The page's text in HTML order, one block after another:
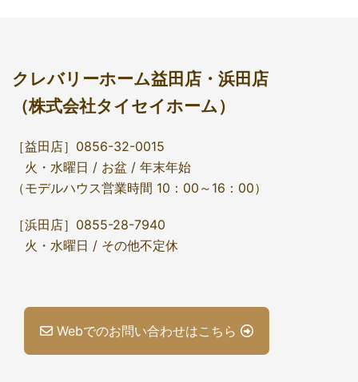
クレバリーホーム益田店・浜田店
（株式会社タイセイホーム）
［益田店］0856-32-0015
火・水曜日 / お盆 / 年末年始
（モデルハウス営業時間 10：00～16：00）
［浜田店］0855-28-7940
火・水曜日 / その他不定休
Webでのお問い合わせはこちら